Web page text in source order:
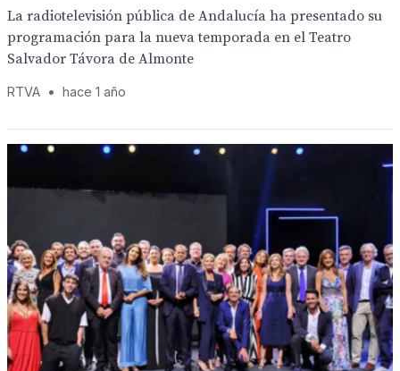
La radiotelevisión pública de Andalucía ha presentado su
programación para la nueva temporada en el Teatro
Salvador Távora de Almonte
RTVA • hace 1 año